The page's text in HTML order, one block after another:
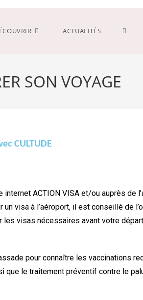
ACTUALITÉS
SON VOYAGE
CULTUDE
ACTION VISA et/ou auprès de
visa à l’aéroport, il est conseillé de
les visas nécessaires avant votre
pour connaître les vaccinations
que le traitement préventif contre le